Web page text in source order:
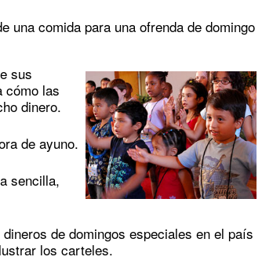
una comida para una ofrenda de domingo
sus
cómo las
dinero.
de ayuno.
sencilla,
de domingos especiales en el país
los carteles.